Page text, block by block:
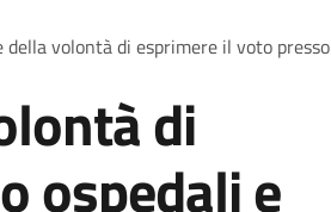
della volontà di esprimere il voto
di
ospedali e